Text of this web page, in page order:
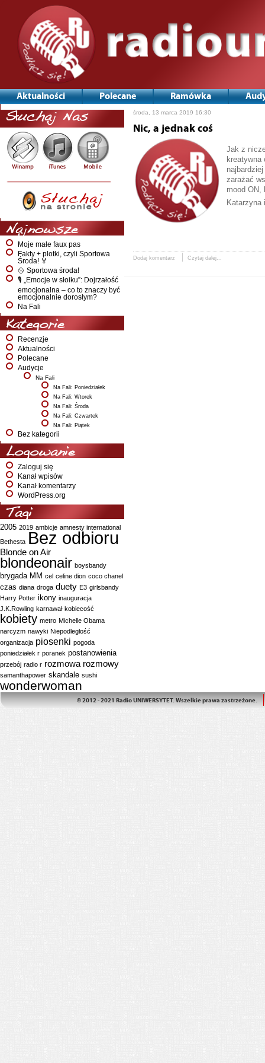
Aktualności Polecane Ramówka
Słuchaj Nas
Najnowsze
Moje małe faux pas
Fakty + plotki, czyli Sportowa
Środa! 🏅
🥎 Sportowa środa!
🎙️ „Emocje w słoiku”: Dojrzałość
emocjonalna – co to znaczy być
emocjonalnie dorosłym?
Na Fali
Kategorie
Recenzje
Aktualności
Polecane
Audycje
Na Fali
Na Fali: Poniedziałek
Na Fali: Wtorek
Na Fali: Środa
Na Fali: Czwartek
Na Fali: Piątek
Bez kategorii
Logowanie
Zaloguj się
Kanał wpisów
Kanał komentarzy
WordPress.org
Tagi
2005 2019 ambicje amnesty international
Bethesta Bez odbioru
Blonde on Air
blondeonair boysbandy
brygada MM cel celine dion coco chanel
czas diana droga duety E3 girlsbandy
Harry Potter ikony inauguracja
J.K.Rowling karnawał kobiecość
kobiety metro Michelle Obama
narcyzm nawyki Niepodległość
organizacja piosenki pogoda
poniedziałek r poranek postanowienia
przebój radio r rozmowa rozmowy
samanthapower skandale sushi
wonderwoman
środa, 13 marca 2019 16:30
Nic, a jednak coś
Jak z
zarażać
mood ON,
Katarzyna
Dodaj komentarz Czytaj dalej...
© 2012 - 2021 Radio UNIWERSYTET. Wszelkie prawa zastrzeżone.